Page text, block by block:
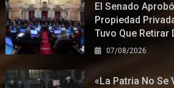
El Senado
Propiedad
Tuvo Que
07/08/2026
«La Patria No Se